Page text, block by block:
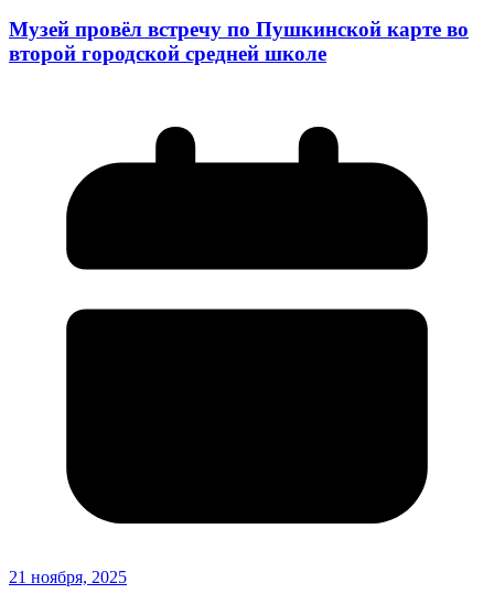
Музей провёл встречу по Пушкинской карте во
второй городской средней школе
21 ноября, 2025